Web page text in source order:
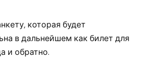
которая будет
в дальнейшем как билет для
и обратно.